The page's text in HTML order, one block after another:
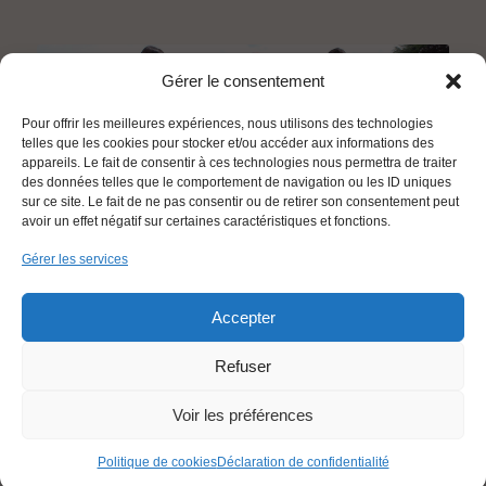
Gérer le consentement
Pour offrir les meilleures expériences, nous utilisons des technologies
telles que les cookies pour stocker et/ou accéder aux informations des
appareils. Le fait de consentir à ces technologies nous permettra de traiter
des données telles que le comportement de navigation ou les ID uniques
sur ce site. Le fait de ne pas consentir ou de retirer son consentement peut
avoir un effet négatif sur certaines caractéristiques et fonctions.
Gérer les services
Accepter
Refuser
Voir les préférences
Politique de cookiesDéclaration de confidentialité
modération.